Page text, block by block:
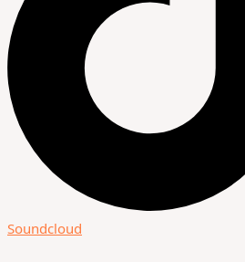
Soundcloud